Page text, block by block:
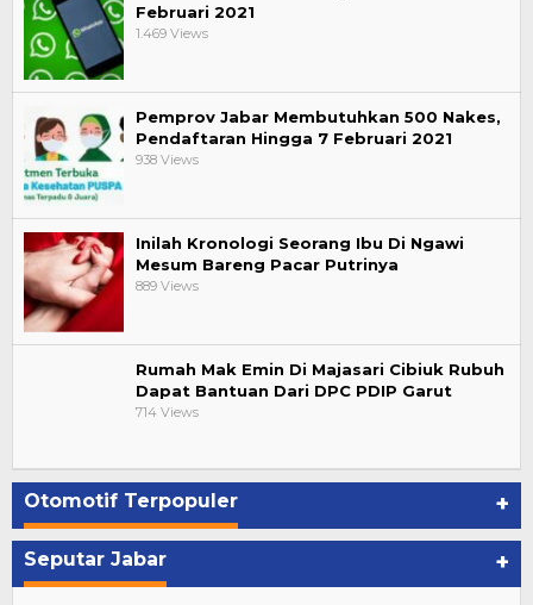
Februari 2021
1.469 Views
Pemprov Jabar Membutuhkan 500 Nakes,
Pendaftaran Hingga 7 Februari 2021
938 Views
Inilah Kronologi Seorang Ibu Di Ngawi
Mesum Bareng Pacar Putrinya
889 Views
Rumah Mak Emin Di Majasari Cibiuk Rubuh
Dapat Bantuan Dari DPC PDIP Garut
714 Views
Otomotif Terpopuler +
Seputar Jabar +